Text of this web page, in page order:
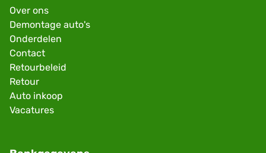
Over ons
Demontage auto's
Onderdelen
Contact
Retourbeleid
Retour
Auto inkoop
Vacatures